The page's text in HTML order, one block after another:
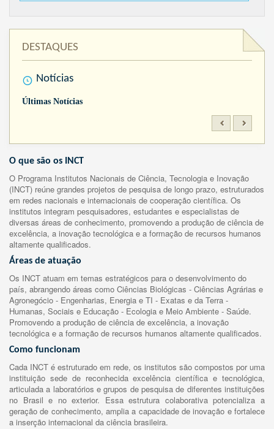
DESTAQUES
Notícias
Últimas Notícias
O que são os INCT
O Programa Institutos Nacionais de Ciência, Tecnologia e Inovação
(INCT) reúne grandes projetos de pesquisa de longo prazo, estruturados
em redes nacionais e internacionais de cooperação científica. Os
institutos integram pesquisadores, estudantes e especialistas de
diversas áreas de conhecimento, promovendo a produção de ciência de
excelência, a inovação tecnológica e a formação de recursos humanos
altamente qualificados.
Áreas de atuação
Os INCT atuam em temas estratégicos para o desenvolvimento do
país, abrangendo áreas como Ciências Biológicas - Ciências Agrárias e
Agronegócio - Engenharias, Energia e TI - Exatas e da Terra -
Humanas, Sociais e Educação - Ecologia e Meio Ambiente - Saúde.
Promovendo a produção de ciência de excelência, a inovação
tecnológica e a formação de recursos humanos altamente qualificados.
Como funcionam
Cada INCT é estruturado em rede, os institutos são compostos por uma
instituição sede de reconhecida excelência científica e tecnológica,
articulada a laboratórios e grupos de pesquisa de diferentes instituições
no Brasil e no exterior. Essa estrutura colaborativa potencializa a
geração de conhecimento, amplia a capacidade de inovação e fortalece
a inserção internacional da ciência brasileira.